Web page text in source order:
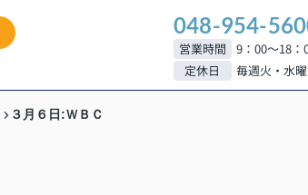
048-954-
営業時間
9：00～18：
定休日
毎週火・水
３月６日:ＷＢＣ